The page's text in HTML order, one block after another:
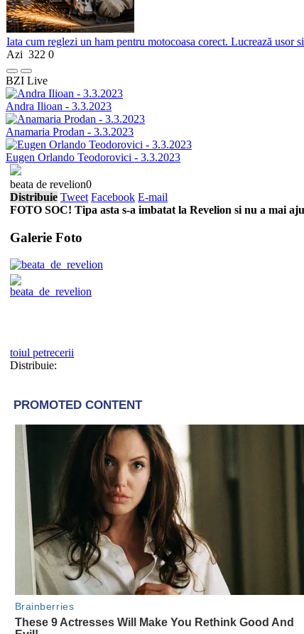
Iata cum reglezi un ham pentru motocoasa corect. Lucrează usor
Azi 322 0
BZI Live
Andra Ilioan - 3.3.2023
Anamaria Prodan - 3.3.2023
Eugen Orlando Teodorovici - 3.3.2023
beata de revelion0
Distribuie Tweet Facebook E-mail
FOTO SOC! Tipa asta s-a imbatat la Revelion si nu a mai
Galerie Foto
toiul petrecerii
Distribuie: